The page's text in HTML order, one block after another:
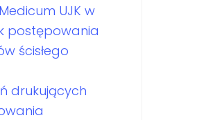
UJK w
postępowania
ścisłego
drukujących